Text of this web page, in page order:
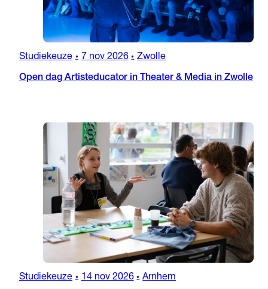
Studiekeuze • 7 nov 2026 • Zwolle
Open dag Artisteducator in Theater & Media in Zwolle
Studiekeuze • 14 nov 2026 • Arnhem